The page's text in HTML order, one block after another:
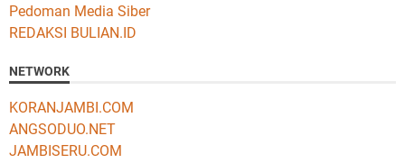
Pedoman Media Siber
REDAKSI BULIAN.ID
NETWORK
KORANJAMBI.COM
ANGSODUO.NET
JAMBISERU.COM